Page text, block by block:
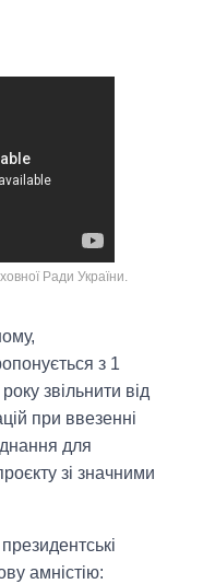
Ради України.
з 1
звільнити від
при ввезенні
для
зі значними
амністію: